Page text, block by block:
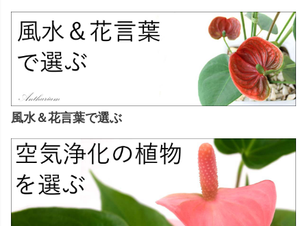
風水＆花言葉で選ぶ